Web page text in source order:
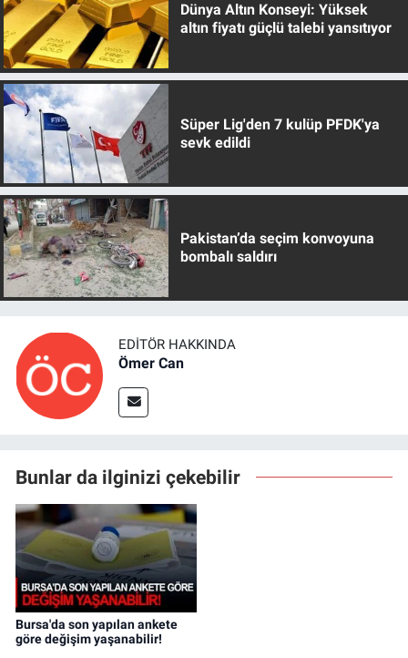
Dünya Altın Konseyi: Yüksek
altın fiyatı güçlü talebi yansıtıyor
Süper Lig'den 7 kulüp PFDK'ya
sevk edildi
Pakistan’da seçim konvoyuna
bombalı saldırı
EDITÖR HAKKINDA
Ömer Can
Bunlar da ilginizi çekebilir
Bursa'da son yapılan ankete
göre değişim yaşanabilir!